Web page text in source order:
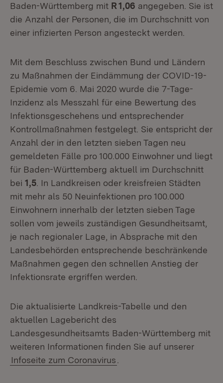
Baden-Württemberg mit R 1,06 angegeben. Sie ist
die Anzahl der Personen, die im Durchschnitt von
einer infizierten Person angesteckt werden.
Mit dem Beschluss zwischen Bund und Ländern
zu Maßnahmen der Eindämmung der COVID-19-
Epidemie vom 6. Mai 2020 wurde die 7-Tage-
Inzidenz als Messzahl für eine Bewertung des
Infektionsgeschehens und entsprechender
Kontrollmaßnahmen festgelegt. Sie entspricht der
Anzahl der in den letzten sieben Tagen neu
gemeldeten Fälle pro 100.000 Einwohner und liegt
für Baden-Württemberg aktuell im Durchschnitt
bei 1,5 . In Landkreisen oder kreisfreien Städten
mit mehr als 50 Neuinfektionen pro 100.000
Einwohnern innerhalb der letzten sieben Tage
sollen vom jeweils zuständigen Gesundheitsamt,
je nach regionaler Lage, in Absprache mit den
Landesbehörden entsprechende beschränkende
Maßnahmen gegen den schnellen Anstieg der
Infektionsrate ergriffen werden.
Die aktualisierte Landkreis-Tabelle und den
aktuellen Lagebericht des
Landesgesundheitsamts Baden-Württemberg mit
weiteren Informationen finden Sie auf unserer
Infoseite zum Coronavirus